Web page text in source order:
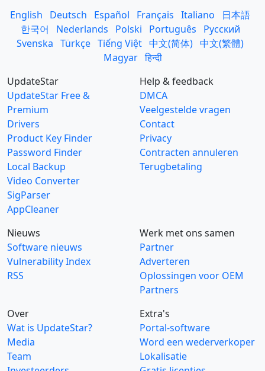
English Deutsch Español Français Italiano
日本語
한국어
Nederlands Polski Português
Русский
Svenska Türkçe Tiếng Việt 中文(简体) 中文(繁體)
Magyar हिन्दी
UpdateStar
UpdateStar Free &
Premium
Drivers
Product Key Finder
Password Finder
Local Backup
Video Converter
SigParser
AppCleaner
Help & feedback
DMCA
Veelgestelde vragen
Contact
Privacy
Contracten annuleren
Terugbetaling
Nieuws
Software nieuws
Vulnerability Index
RSS
Werk met ons samen
Partner
Adverteren
Oplossingen voor OEM
Partners
Over
Wat is UpdateStar?
Media
Team
Extra's
Portal-software
Word een wederverkoper
Lokalisatie